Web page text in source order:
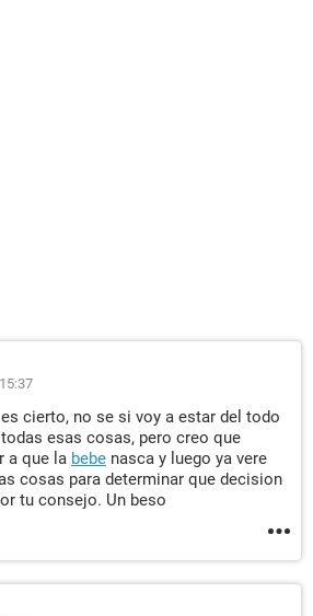
cierto, no se si voy a estar del todo
esas cosas, pero creo que
a que la bebe nasca y luego ya vere
cosas para determinar que decision
tu consejo. Un beso